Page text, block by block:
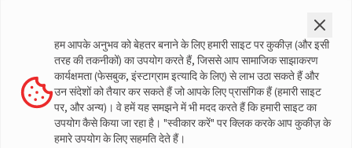
मीडिया और गैलरी
वीडियो
वारंटी पंजीकरण
ग्राहक नीतियां
नियम और शर्तें
सेल्स वापसी नीति
गोपनीयता नीति
लिवगार्ड के बारे में अधिक जानकारी
हम आपके अनुभव को बेहतर बनाने के लिए हमारी साइट पर कुकीज़ (और इसी
तरह की तकनीकों) का उपयोग करते हैं, जिससे आप सामाजिक साझाकरण
कार्यक्षमता (फेसबुक, इंस्टाग्राम इत्यादि के लिए) से लाभ उठा सकते हैं और
उन संदेशों को तैयार कर सकते हैं जो आपके लिए प्रासंगिक हैं (हमारी साइट
पर, और अन्य)। वे हमें यह समझने में भी मदद करते हैं कि हमारी साइट का
उपयोग कैसे किया जा रहा है। "स्वीकार करें" पर क्लिक करके आप कुकीज़ के
हमारे उपयोग के लिए सहमति देते हैं।